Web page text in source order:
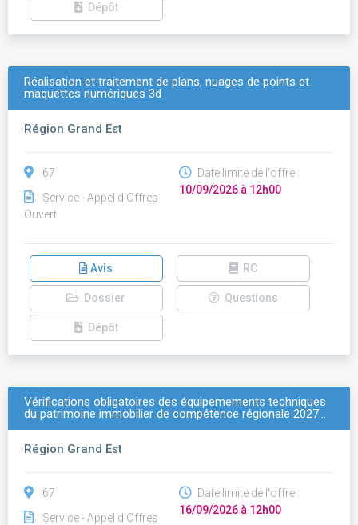
Dépôt
Réalisation et traitement de plans, nuages de points et
maquettes numériques 3d
Région Grand Est
67
Service - Appel d'Offres
Ouvert
Date limite de l'offre :
10/09/2026 à 12h00
Avis RC
Dossier Questions
Dépôt
Vérifications obligatoires des équipemements techniques
du patrimoine immobilier de compétence régionale 2027…
Région Grand Est
67
Service - Appel d'Offres
Date limite de l'offre :
16/09/2026 à 12h00